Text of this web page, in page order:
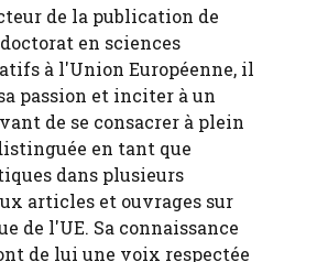
de la publication de
en sciences
à l'Union Européenne, il
passion et inciter à un
de se consacrer à plein
en tant que
dans plusieurs
articles et ouvrages sur
de l'UE. Sa connaissance
de lui une voix respectée